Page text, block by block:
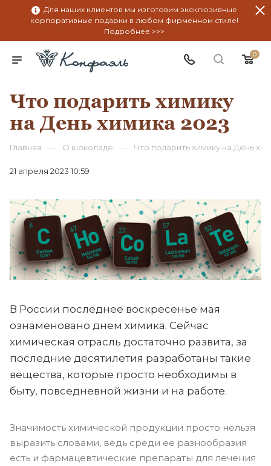
Для наших клиентов мы изготовим эксклюзивные
корпоративные подарки в любом фирменном стиле!
Подробнее >>>
0
Что подарить химику
на День химика 2023
Главная — О шоколаде — Что подарить химику на День
21 апреля 2023 10:59
В России последнее воскресенье мая
ознаменовано днем химика. Сейчас
химическая отрасль достаточно развита, за
последние десятилетия разработаны такие
вещества, которые просто необходимы в
быту, повседневной жизни и на работе.
Значимость химической продукции просто нельзя
выразить словами, ведь среди ее разнообразия
есть и фармацевтические препараты для лечения